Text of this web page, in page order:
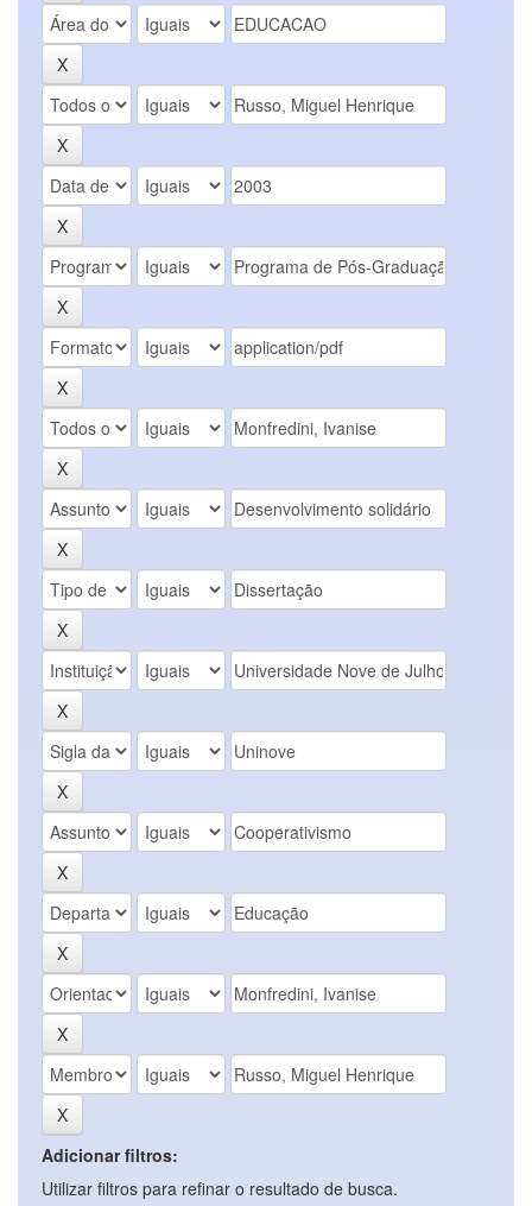
Adicionar filtros:
Utilizar filtros para refinar o resultado de busca.